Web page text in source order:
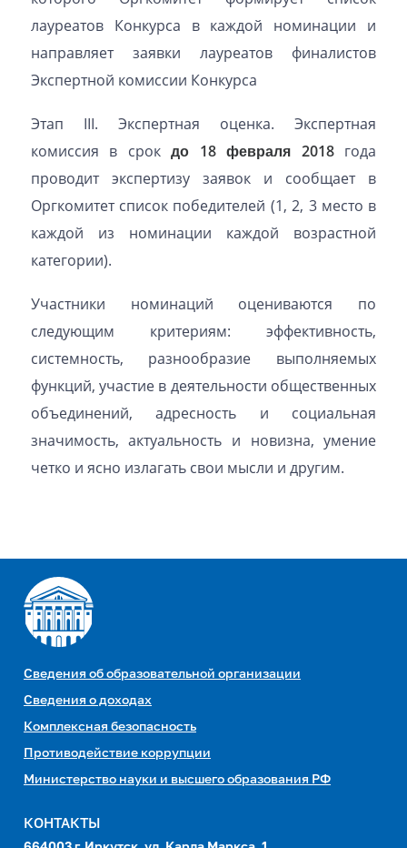
лауреатов Конкурса в каждой номинации и
направляет заявки лауреатов финалистов
Экспертной комиссии Конкурса
Этап III. Экспертная оценка. Экспертная
комиссия в срокдо 18 февраля 2018года
проводит экспертизу заявок и сообщает в
Оргкомитет список победителей (1, 2, 3 место в
каждой из номинации каждой возрастной
категории).
Участники номинаций оцениваются по
следующим критериям: эффективность,
системность, разнообразие выполняемых
функций, участие в деятельности общественных
объединений, адресность и социальная
значимость, актуальность и новизна, умение
четко и ясно излагать свои мысли и другим.
Сведения об образовательной организации
Сведения о доходах
Комплексная безопасность
Противодействие коррупции
Министерство науки и высшего образования РФ
КОНТАКТЫ